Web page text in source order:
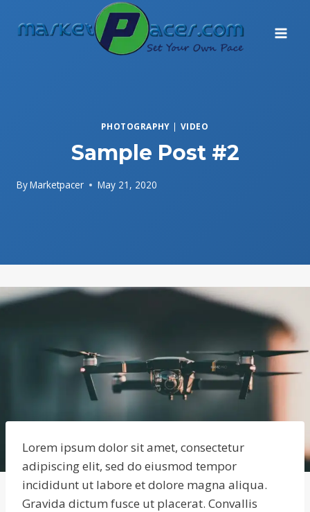
PHOTOGRAPHY | VIDEO
Sample Post #2
ByMarketpacer May 21, 2020
Lorem ipsum dolor sit amet, consectetur
adipiscing elit, sed do eiusmod tempor
incididunt ut labore et dolore magna aliqua.
Gravida dictum fusce ut placerat. Convallis